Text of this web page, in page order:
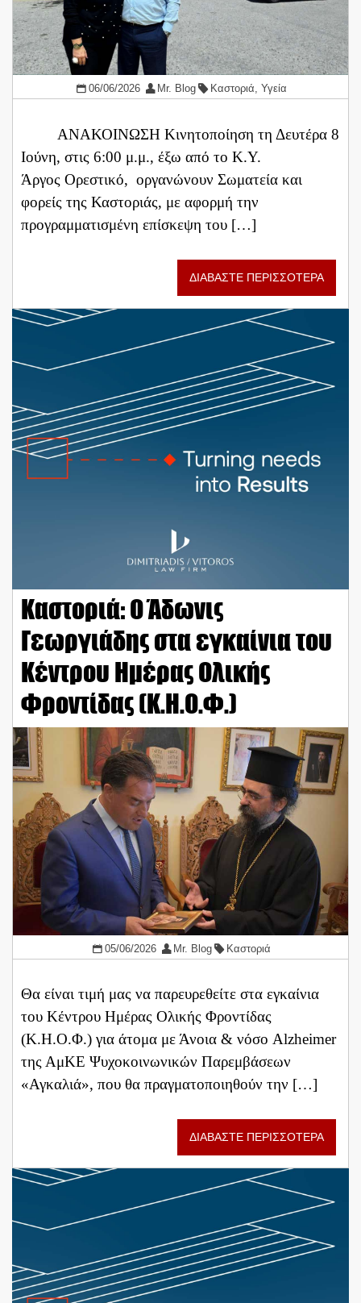
06/06/2026 Mr. Blog Καστοριά,Υγεία
ΑΝΑΚΟΙΝΩΣΗ Κινητοποίηση τη Δευτέρα 8
Ιούνη, στις 6:00 μ.μ., έξω από το Κ.Υ.
Άργος Ορεστικό, οργανώνουν Σωματεία και
φορείς της Καστοριάς, με αφορμή την
προγραμματισμένη επίσκεψη του […]
ΔΙΑΒΑΣΤΕ ΠΕΡΙΣΣΟΤΕΡΑ
Καστοριά: Ο Άδωνις
Γεωργιάδης στα εγκαίνια του
Κέντρου Ημέρας Ολικής
Φροντίδας (Κ.Η.Ο.Φ.)
05/06/2026 Mr. Blog Καστοριά
Θα είναι τιμή μας να παρευρεθείτε στα εγκαίνια
του Κέντρου Ημέρας Ολικής Φροντίδας
(Κ.Η.Ο.Φ.) για άτομα με Άνοια & νόσο Alzheimer
της ΑμΚΕ Ψυχοκοινωνικών Παρεμβάσεων
«Αγκαλιά», που θα πραγματοποιηθούν την […]
ΔΙΑΒΑΣΤΕ ΠΕΡΙΣΣΟΤΕΡΑ